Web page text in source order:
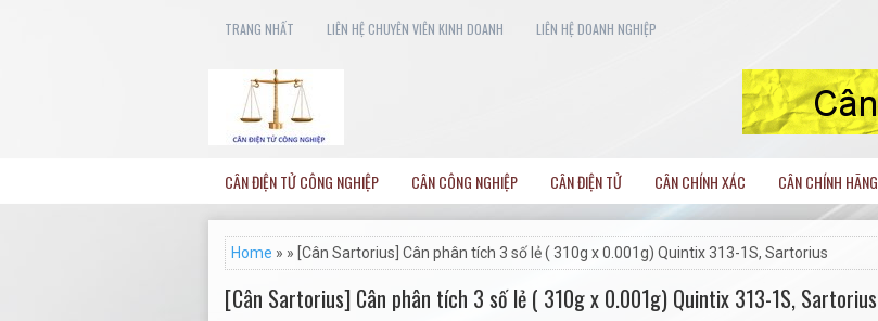
TRANG NHẤT LIÊN HỆ CHUYÊN VIÊN KINH DOANH LIÊN HỆ DOANH NGHIỆP
CÂN ĐIỆN TỬ CÔNG NGHIỆP CÂN CÔNG NGHIỆP CÂN ĐIỆN TỬ CÂN CHÍNH XÁC CÂN CHÍNH HÃNG
Home » » [Cân Sartorius] Cân phân tích 3 số lẻ ( 310g x 0.001g) Quintix 313-1S, Sartorius
[Cân Sartorius] Cân phân tích 3 số lẻ ( 310g x 0.001g) Quintix 313-1S, Sartorius